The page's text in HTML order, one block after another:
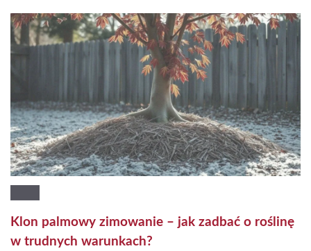
Klon palmowy zimowanie – jak zadbać o roślinę
w trudnych warunkach?